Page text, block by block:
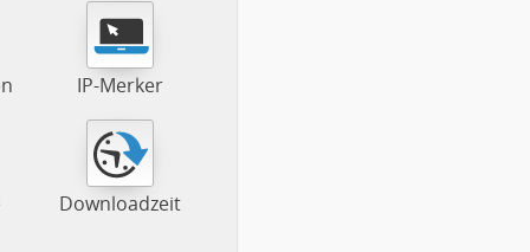
IP-Merker
Downloadzeit